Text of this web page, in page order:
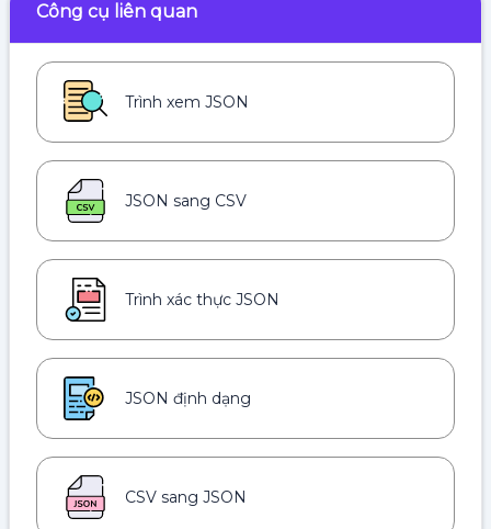
Công cụ liên quan
Trình xem JSON
JSON sang CSV
Trình xác thực JSON
JSON định dạng
CSV sang JSON